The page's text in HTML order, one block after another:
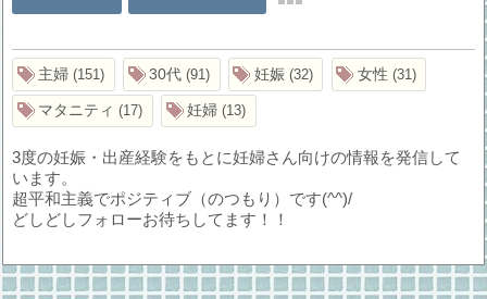
主婦 151 30代 91 妊娠 32 女性 31
マタニティ 17 妊婦 13
3度の妊娠・出産経験をもとに妊婦さん向けの情報を発信して
います。
超平和主義でポジティブ（のつもり）です(^^)/
どしどしフォローお待ちしてます！！